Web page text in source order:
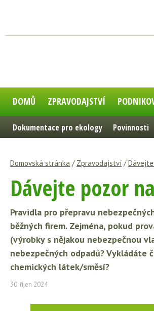
DOMŮ ZPRAVODAJSTVÍ
Dokumentace pro ekology Povinnosti
Domovská stránka / Zpravodajství /
Dávejte pozor
Pravidla pro přepravu
běžných firem. Zejména, pokud
(výrobky s nějakou nebezpečnou
nebezpečných odpadů? Vykládáte
chemických látek/směsí?
30. říjen 2024